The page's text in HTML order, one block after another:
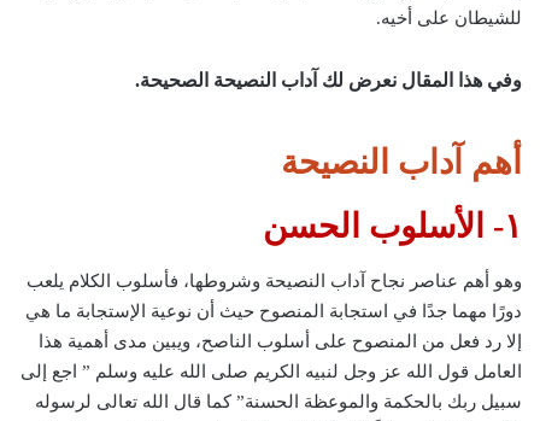
للشيطان على أخيه.
وفي هذا المقال نعرض لك آداب النصيحة الصحيحة.
أهم آداب النصيحة
١- الأسلوب الحسن
وهو أهم عناصر نجاح آداب النصيحة وشروطها، فأسلوب الكلام يلعب
دورًا مهما جدًا في استجابة المنصوح حيث أن نوعية الإستجابة ما هي
إلا رد فعل من المنصوح على أسلوب الناصح، ويبين مدى أهمية هذا
العامل قول الله عز وجل لنبيه الكريم صلى الله عليه وسلم ” اجع إلى
سبيل ربك بالحكمة والموعظة الحسنة” كما قال الله تعالى لرسوله